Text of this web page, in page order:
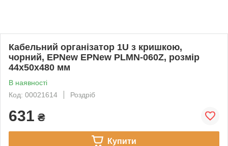
Кабельний організатор 1U з кришкою,
чорний, EPNew EPNew PLMN-060Z, розмір
44х50х480 мм
В наявності
Код: 00021614
Роздріб
631 ₴
Купити